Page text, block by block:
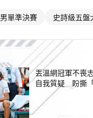
男單準決賽 史詩級五盤
丟溫網冠軍不喪
自我質疑 盼撕